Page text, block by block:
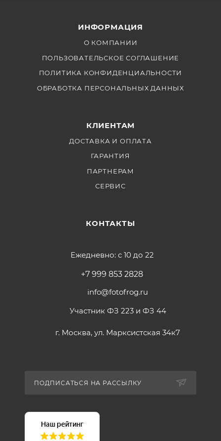
ИНФОРМАЦИЯ
О КОМПАНИИ
ПОЛЬЗОВАТЕЛЬСКОЕ СОГЛАШЕНИЕ
ПОЛИТИКА КОНФИДЕНЦИАЛЬНОСТИ
ОБРАБОТКА ПЕРСОНАЛЬНЫХ ДАННЫХ
КЛИЕНТАМ
ДОСТАВКА И ОПЛАТА
ГАРАНТИЯ
ПАРТНЕРАМ
СЕРВИС
КОНТАКТЫ
Ежедневно: с 10 до 22
+7 999 853 2828
info@fotofrog.ru
Участник ФЗ 223 и ФЗ 44
г. Москва, ул. Марксистская 34к7
ПОДПИСАТЬСЯ НА РАССЫЛКУ